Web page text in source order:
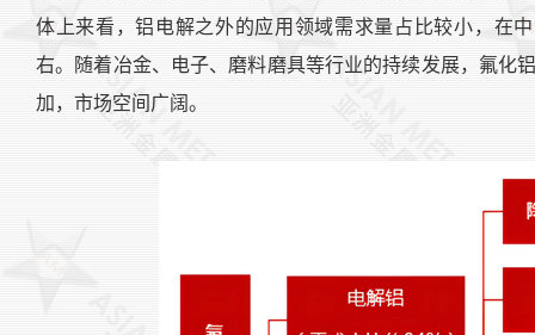
体上来看，铝电解之外的应用领域需求量占比较小，在
右。随着冶金、电子、磨料磨具等行业的持续发展，氟化
加，市场空间广阔。